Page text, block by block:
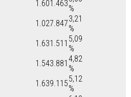
1.601.463
%
1.027.8473,21
%
1.631.511 5,09
%
1.543.881 4,82
%
1.639.1155,12
%